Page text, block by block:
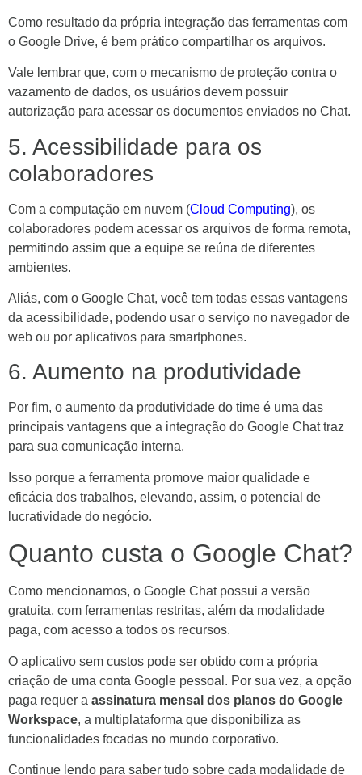
Como resultado da própria integração das ferramentas com
o Google Drive, é bem prático compartilhar os arquivos.
Vale lembrar que, com o mecanismo de proteção contra o
vazamento de dados, os usuários devem possuir
autorização para acessar os documentos enviados no Chat.
5. Acessibilidade para os
colaboradores
Com a computação em nuvem (Cloud Computing), os
colaboradores podem acessar os arquivos de forma remota,
permitindo assim que a equipe se reúna de diferentes
ambientes.
Aliás, com o Google Chat, você tem todas essas vantagens
da acessibilidade, podendo usar o serviço no navegador de
web ou por aplicativos para smartphones.
6. Aumento na produtividade
Por fim, o aumento da produtividade do time é uma das
principais vantagens que a integração do Google Chat traz
para sua comunicação interna.
Isso porque a ferramenta promove maior qualidade e
eficácia dos trabalhos, elevando, assim, o potencial de
lucratividade do negócio.
Quanto custa o Google Chat?
Como mencionamos, o Google Chat possui a versão
gratuita, com ferramentas restritas, além da modalidade
paga, com acesso a todos os recursos.
O aplicativo sem custos pode ser obtido com a própria
criação de uma conta Google pessoal. Por sua vez, a opção
paga requer a assinatura mensal dos planos do Google
Workspace, a multiplataforma que disponibiliza as
funcionalidades focadas no mundo corporativo.
Continue lendo para saber tudo sobre cada modalidade de